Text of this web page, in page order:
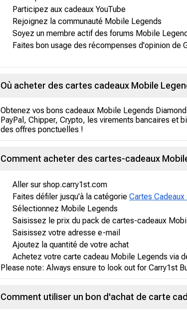
Participez aux cadeaux YouTube
Rejoignez la communauté Mobile Legends
Soyez un membre actif des forums Mobile
Faites bon usage des récompenses d'opinion de
Où acheter des cartes cadeaux Mobile
Obtenez vos bons cadeaux Mobile Legends
PayPal, Chipper, Crypto, les virements bancaires et
des offres ponctuelles !
Comment acheter des cartes-cadeaux
Aller sur shop.carry1st.com
Faites défiler jusqu'à la catégorie Cartes Cadeaux
Sélectionnez Mobile Legends
Saisissez le prix du pack de cartes-cadeaux
Saisissez votre adresse e-mail
Ajoutez la quantité de votre achat
Achetez votre carte cadeau Mobile Legends via
Please note: Always ensure to look out for Carry1st
Comment utiliser un bon d'achat de carte